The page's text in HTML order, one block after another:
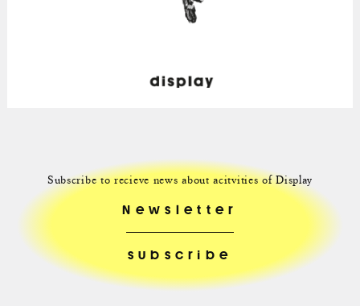
Subscribe to recieve news about acitvities of Display
Newsletter